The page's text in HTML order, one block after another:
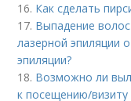
16. Как сделать
17. Выпадение
лазерной эпиляции
эпиляции?
18. Возможно ли
к посещению/визиту